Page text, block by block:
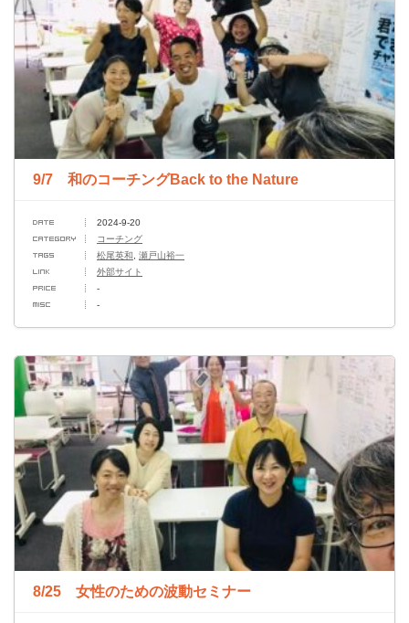
9/7 和のコーチングBack to the Nature
2024-9-20
コーチング
松尾英和
瀬戸山裕一
外部サイト
-
-
8/25 女性のための波動セミナー